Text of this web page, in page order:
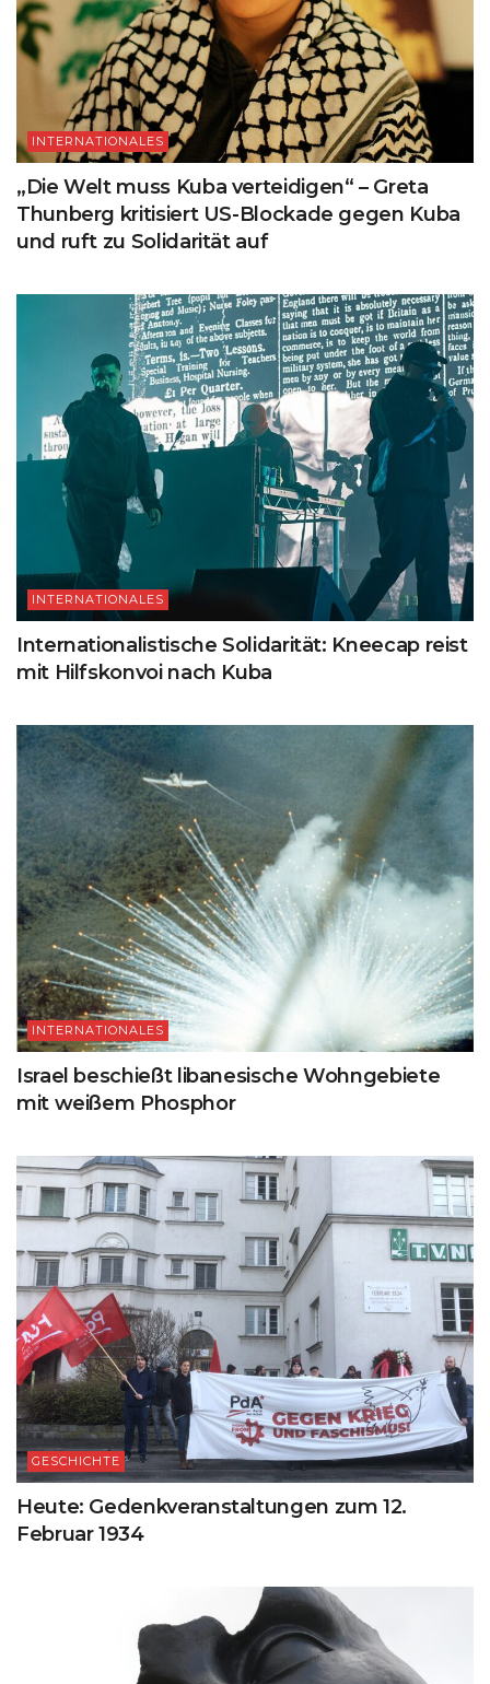
INTERNATIONALES
„Die Welt muss Kuba verteidigen“ – Greta
Thunberg kritisiert US-Blockade gegen Kuba
und ruft zu Solidarität auf
INTERNATIONALES
Internationalistische Solidarität: Kneecap reist
mit Hilfskonvoi nach Kuba
INTERNATIONALES
Israel beschießt libanesische Wohngebiete
mit weißem Phosphor
GESCHICHTE
Heute: Gedenkveranstaltungen zum 12.
Februar 1934